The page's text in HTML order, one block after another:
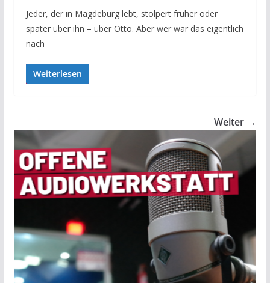
Jeder, der in Magdeburg lebt, stolpert früher oder
später über ihn – über Otto. Aber wer war das eigentlich
nach
Weiterlesen
Weiter →